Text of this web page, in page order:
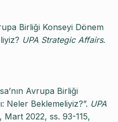
Birliği Konseyi Dönem
UPA Strategic Affairs.
Avrupa Birliği
Neler Beklemeliyiz?”. UPA
Mart 2022, ss. 93-115,